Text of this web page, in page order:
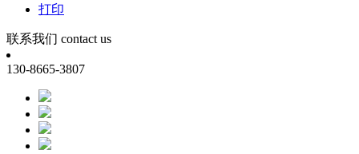
打印
联系我们 contact us
130-8665-3807